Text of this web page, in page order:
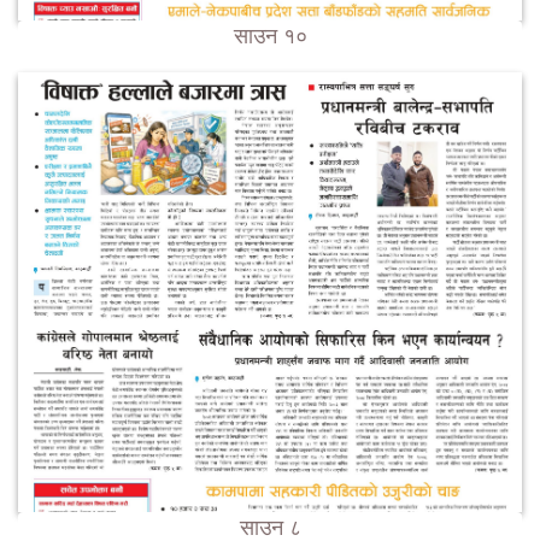
साउन १०
साउन ८